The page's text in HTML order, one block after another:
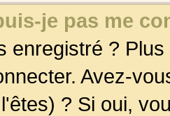
je pas me
enregistré ?
Avez-
? Si oui,